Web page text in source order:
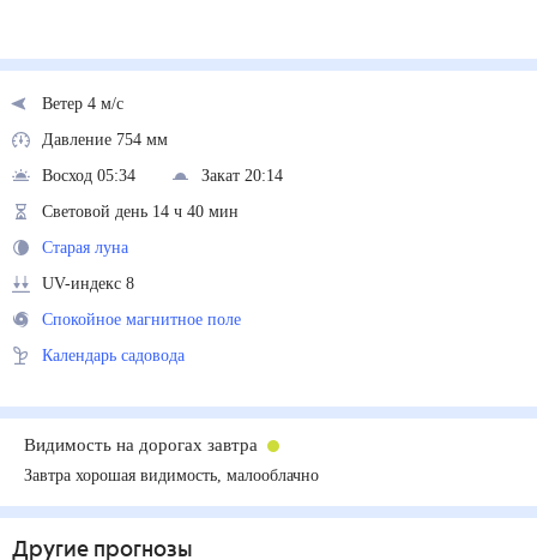
Ветер 4 м/с
Давление 754 мм
Восход 05:34
Закат 20:14
Световой день 14 ч 40 мин
Старая луна
UV-индекс 8
Спокойное магнитное поле
Календарь садовода
Видимость на дорогах завтра
Завтра хорошая видимость, малооблачно
Другие прогнозы